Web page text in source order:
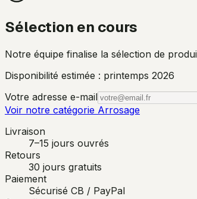
Sélection en cours
Notre équipe finalise la sélection de
Disponibilité estimée : printemps 2026
Votre adresse e-mail
Voir notre catégorie Arrosage
Livraison
7–15 jours ouvrés
Retours
30 jours gratuits
Paiement
Sécurisé CB / PayPal